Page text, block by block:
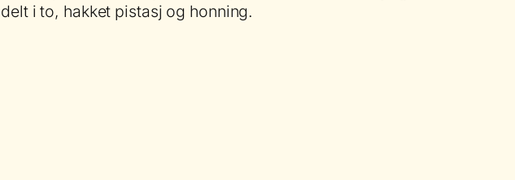
delt i to, hakket pistasj og honning.